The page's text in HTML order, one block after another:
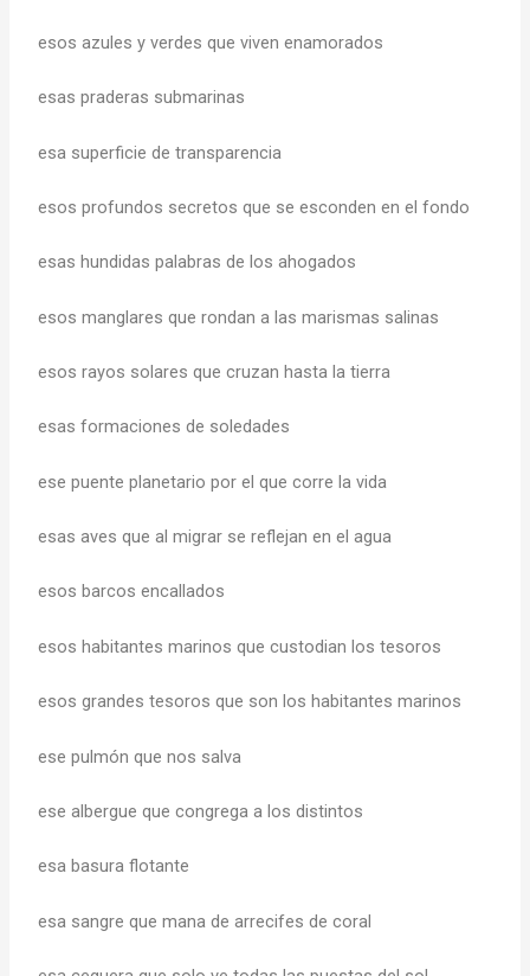
esos azules y verdes que viven enamorados
esas praderas submarinas
esa superficie de transparencia
esos profundos secretos que se esconden en el fondo
esas hundidas palabras de los ahogados
esos manglares que rondan a las marismas salinas
esos rayos solares que cruzan hasta la tierra
esas formaciones de soledades
ese puente planetario por el que corre la vida
esas aves que al migrar se reflejan en el agua
esos barcos encallados
esos habitantes marinos que custodian los tesoros
esos grandes tesoros que son los habitantes marinos
ese pulmón que nos salva
ese albergue que congrega a los distintos
esa basura flotante
esa sangre que mana de arrecifes de coral